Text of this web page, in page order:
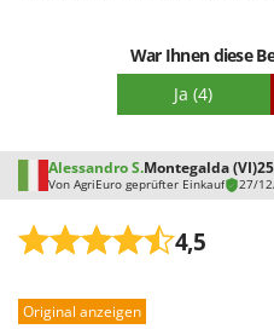
War Ihnen diese
Ja (4)
Alessandro S.Montegalda (VI)
Von AgriEuro geprüfter Einkauf 27/
4,5
Leistung
Original anzeigen